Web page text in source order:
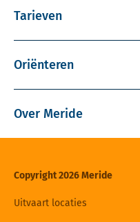
Tarieven
Oriënteren
Over Meride
Copyright 2026 Meride
Uitvaart locaties